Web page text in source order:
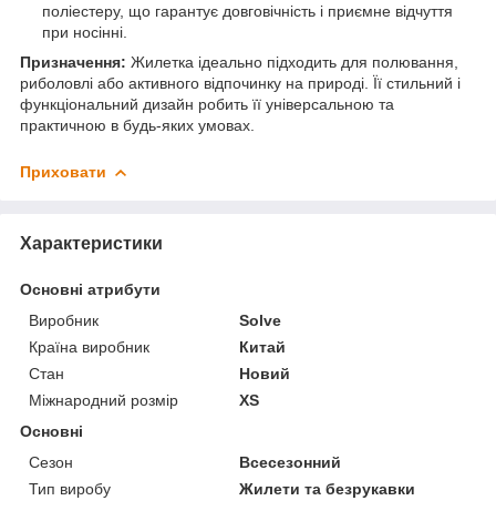
поліестеру, що гарантує довговічність і приємне відчуття
при носінні.
Призначення: Жилетка ідеально підходить для полювання,
риболовлі або активного відпочинку на природі. Її стильний і
функціональний дизайн робить її універсальною та
практичною в будь-яких умовах.
Приховати
Характеристики
Основні атрибути
Виробник
Solve
Країна виробник
Китай
Стан
Новий
Міжнародний розмір
XS
Основні
Сезон
Всесезонний
Тип виробу
Жилети та безрукавки